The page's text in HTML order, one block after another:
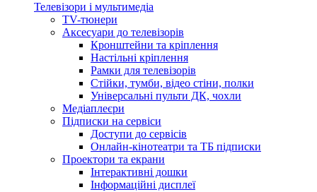
Телевізори і мультимедіа
TV-тюнери
Аксесуари до телевізорів
Кронштейни та кріплення
Настільні кріплення
Рамки для телевізорів
Стійки, тумби, відео стіни, полки
Універсальні пульти ДК, чохли
Медіаплеєри
Підписки на сервіси
Доступи до сервісів
Онлайн-кінотеатри та ТБ підписки
Проектори та екрани
Інтерактивні дошки
Інформаційні дисплеї